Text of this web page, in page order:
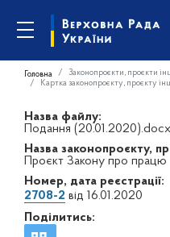
Головна Законопроєкти, проєкти
Картка законопроєкту, проєкту
Назва файлу:
Подання (20.01.2020).docx
Назва законопроєкту,
Проєкт Закону про працю
Номер, дата реєстрації:
2708-2 від 16.01.2020
Поділитись: